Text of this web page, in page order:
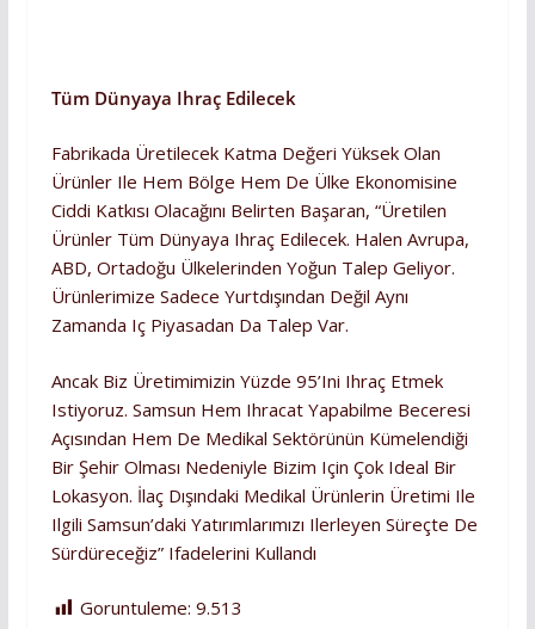
Tüm Dünyaya Ihraç Edilecek
Fabrikada Üretilecek Katma Değeri Yüksek Olan
Ürünler Ile Hem Bölge Hem De Ülke Ekonomisine
Ciddi Katkısı Olacağını Belirten Başaran, “Üretilen
Ürünler Tüm Dünyaya Ihraç Edilecek. Halen Avrupa,
ABD, Ortadoğu Ülkelerinden Yoğun Talep Geliyor.
Ürünlerimize Sadece Yurtdışından Değil Aynı
Zamanda Iç Piyasadan Da Talep Var.
Ancak Biz Üretimimizin Yüzde 95’ini Ihraç Etmek
Istiyoruz. Samsun Hem Ihracat Yapabilme Beceresi
Açısından Hem De Medikal Sektörünün Kümelendiği
Bir Şehir Olması Nedeniyle Bizim Için Çok Ideal Bir
Lokasyon. İlaç Dışındaki Medikal Ürünlerin Üretimi Ile
Ilgili Samsun’daki Yatırımlarımızı Ilerleyen Süreçte De
Sürdüreceğiz” Ifadelerini Kullandı
Goruntuleme: 9.513